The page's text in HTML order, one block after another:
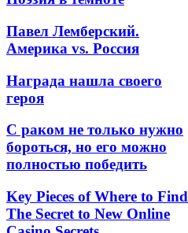
Павел Лемберский.
Америка vs. Россия
Награда нашла своего
героя
С раком не только нужно
бороться, но его можно
полностью победить
Key Pieces of Where to Find
The Secret to New Online